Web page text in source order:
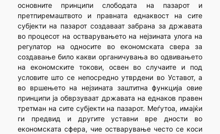
основните принципи слободата на пазарот и
претпиремаштвото и правната еднаквост на сите
субјекти на пазарот создаваат забрана за државата
во процесот на остварувањето на нејзината улога на
регулатор на односите во економската свера за
создавање било какви органичувања во одвивањето
на економските токови, освен во случаите и под
условите што се непосредно утврдени во Уставот, а
во вршењето на нејзината заштитна функција овие
принципи ја обврзуваат државата на еднаков правен
третман на сите субјекти на пазарот. Меѓутоа, имајќи
ги предвид и другите уставни вре дности во
економската сфера, чие остварување често се коси